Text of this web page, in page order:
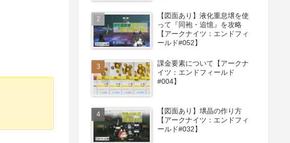
【図面あり】液化重息壌を使
って『同袍・追憶』を攻略
【アークナイツ：エンドフィ
ールド#052】
課金要素について【アークナ
イツ：エンドフィールド
#004】
【図面あり】壌晶の作り方
【アークナイツ：エンドフィ
ールド#032】